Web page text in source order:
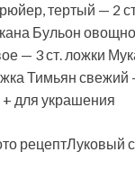
тертый — 2
Бульон
— 3 ст. ложки
Тимьян свежий
+ для украшения
рецептЛуковый